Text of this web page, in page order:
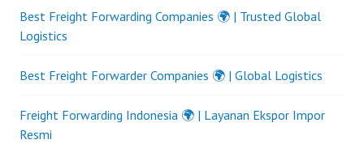
Best Freight Forwarding Companies 🌍 | Trusted Global
Logistics
Best Freight Forwarder Companies 🌍 | Global Logistics
Freight Forwarding Indonesia 🌍 | Layanan Ekspor Impor
Resmi